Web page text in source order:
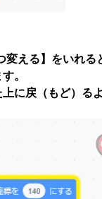
変える】をいれる
。
に戻（もど）る